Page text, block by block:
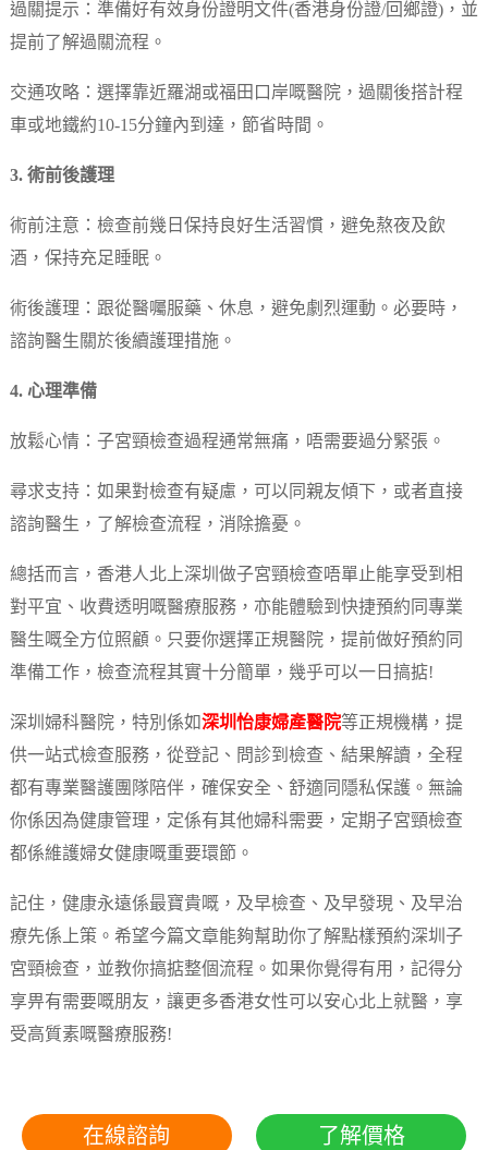
過關提示：準備好有效身份證明文件(香港身份證/回鄉證)，並
提前了解過關流程。
交通攻略：選擇靠近羅湖或福田口岸嘅醫院，過關後搭計程
車或地鐵約10-15分鐘內到達，節省時間。
3. 術前後護理
術前注意：檢查前幾日保持良好生活習慣，避免熬夜及飲
酒，保持充足睡眠。
術後護理：跟從醫囑服藥、休息，避免劇烈運動。必要時，
諮詢醫生關於後續護理措施。
4. 心理準備
放鬆心情：子宮頸檢查過程通常無痛，唔需要過分緊張。
尋求支持：如果對檢查有疑慮，可以同親友傾下，或者直接
諮詢醫生，了解檢查流程，消除擔憂。
總括而言，香港人北上深圳做子宮頸檢查唔單止能享受到相
對平宜、收費透明嘅醫療服務，亦能體驗到快捷預約同專業
醫生嘅全方位照顧。只要你選擇正規醫院，提前做好預約同
準備工作，檢查流程其實十分簡單，幾乎可以一日搞掂!
深圳婦科醫院，特別係如深圳怡康婦產醫院等正規機構，提
供一站式檢查服務，從登記、問診到檢查、結果解讀，全程
都有專業醫護團隊陪伴，確保安全、舒適同隱私保護。無論
你係因為健康管理，定係有其他婦科需要，定期子宮頸檢查
都係維護婦女健康嘅重要環節。
記住，健康永遠係最寶貴嘅，及早檢查、及早發現、及早治
療先係上策。希望今篇文章能夠幫助你了解點樣預約深圳子
宮頸檢查，並教你搞掂整個流程。如果你覺得有用，記得分
享畀有需要嘅朋友，讓更多香港女性可以安心北上就醫，享
受高質素嘅醫療服務!
在線諮詢 了解價格